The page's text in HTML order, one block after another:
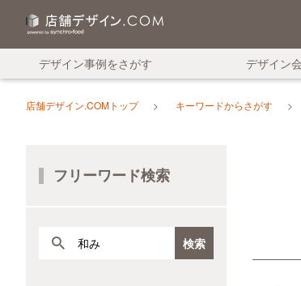
デザイン事例をさがす デザイン
店舗デザイン.COMトップ キーワードからさがす
フリーワード検索